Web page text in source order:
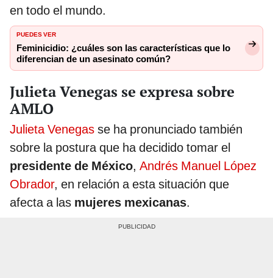
en todo el mundo.
PUEDES VER
Feminicidio: ¿cuáles son las características que lo
diferencian de un asesinato común?
Julieta Venegas se expresa sobre
AMLO
Julieta Venegas se ha pronunciado también
sobre la postura que ha decidido tomar el
presidente de México, Andrés Manuel López
Obrador, en relación a esta situación que
afecta a las mujeres mexicanas.